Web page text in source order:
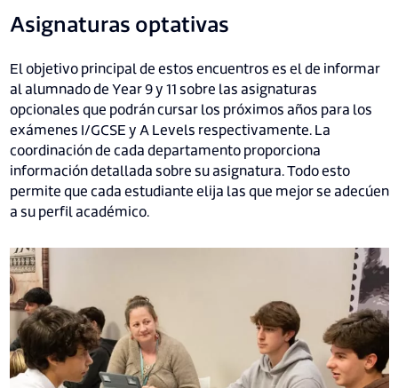
Asignaturas optativas
El objetivo principal de estos encuentros es el de informar
al alumnado de Year 9 y 11 sobre las asignaturas
opcionales que podrán cursar los próximos años para los
exámenes I/GCSE y A Levels respectivamente. La
coordinación de cada departamento proporciona
información detallada sobre su asignatura. Todo esto
permite que cada estudiante elija las que mejor se adecúen
a su perfil académico.